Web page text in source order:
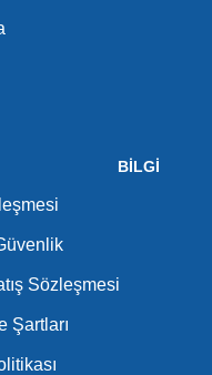
BİLGİ
Sözleşmesi
Şartları